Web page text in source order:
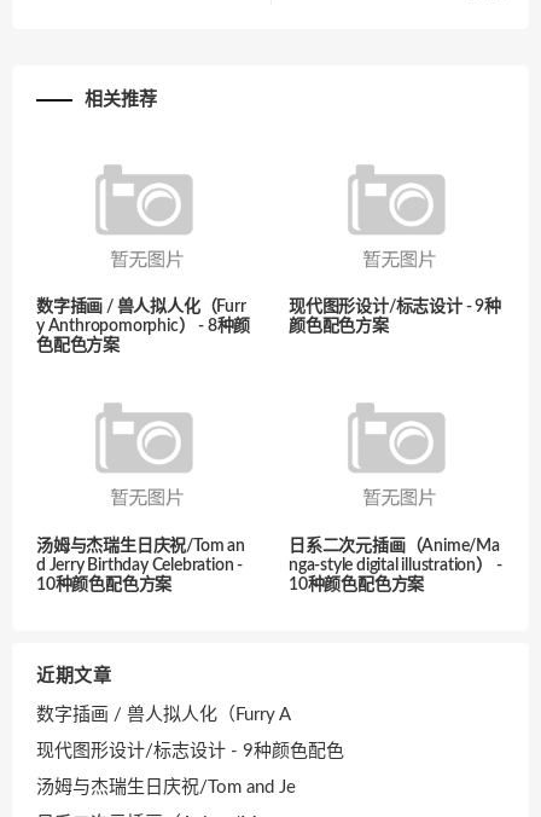
相关推荐
数字插画 / 兽人拟人化（Furr
y Anthropomorphic） - 8种颜
色配色方案
现代图形设计/标志设计 - 9种
颜色配色方案
汤姆与杰瑞生日庆祝/Tom an
d Jerry Birthday Celebration -
10种颜色配色方案
日系二次元插画（Anime/Ma
nga-style digital illustration） -
10种颜色配色方案
近期文章
数字插画 / 兽人拟人化（Furry A
现代图形设计/标志设计 - 9种颜色配色
汤姆与杰瑞生日庆祝/Tom and Je